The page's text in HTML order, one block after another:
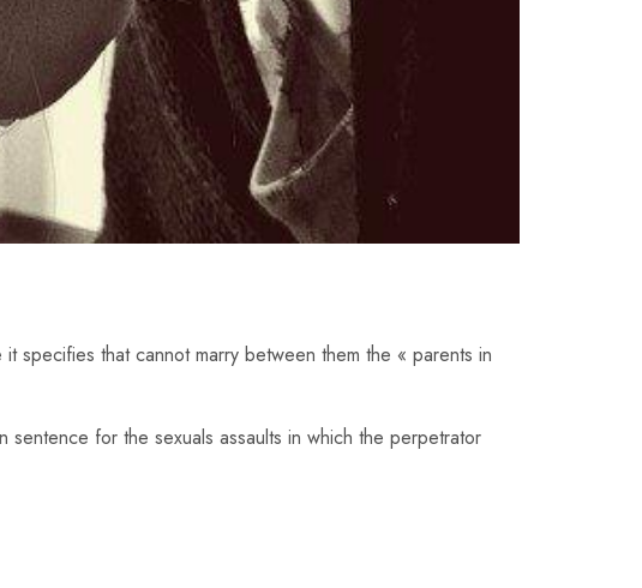
it specifies that cannot marry between them the « parents in
for the sexuals assaults in which the perpetrator